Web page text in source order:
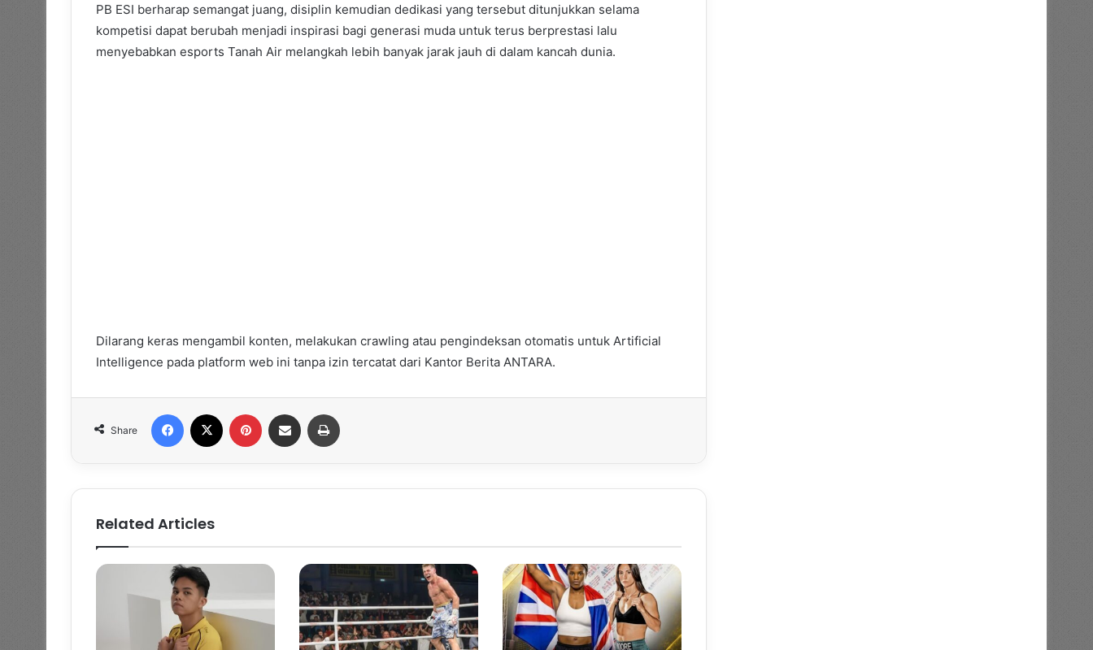
PB ESI berharap semangat juang, disiplin kemudian dedikasi yang tersebut ditunjukkan selama
kompetisi dapat berubah menjadi inspirasi bagi generasi muda untuk terus berprestasi lalu
menyebabkan esports Tanah Air melangkah lebih banyak jarak jauh di dalam kancah dunia.
Dilarang keras mengambil konten, melakukan crawling atau pengindeksan otomatis untuk Artificial
Intelligence pada platform web ini tanpa izin tercatat dari Kantor Berita ANTARA.
Share
Related Articles